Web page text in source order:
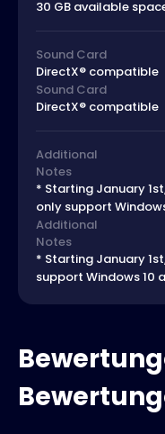
30 GB available
Sound Card
DirectX® compatible
Sound Card
DirectX® compatible
Additional
Notes
* Starting January
only support
Additional
Notes
* Starting January
support Windows 10